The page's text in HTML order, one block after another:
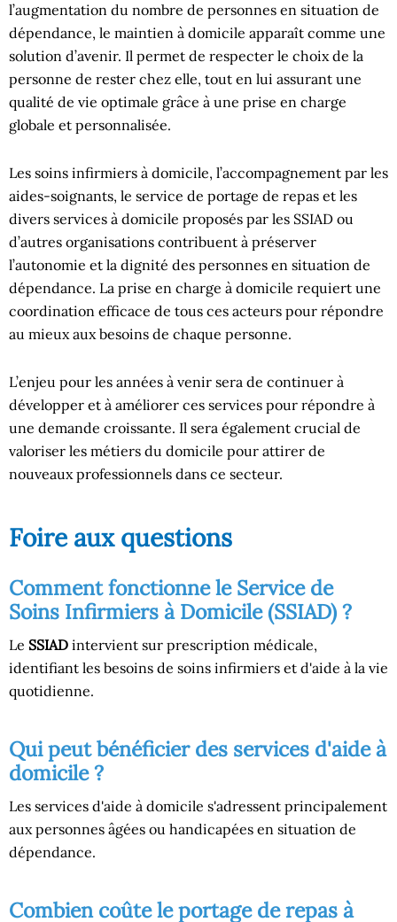
l’augmentation du nombre de personnes en situation de
dépendance, le maintien à domicile apparaît comme une
solution d’avenir. Il permet de respecter le choix de la
personne de rester chez elle, tout en lui assurant une
qualité de vie optimale grâce à une prise en charge
globale et personnalisée.
Les soins infirmiers à domicile, l’accompagnement par les
aides-soignants, le service de portage de repas et les
divers services à domicile proposés par les SSIAD ou
d’autres organisations contribuent à préserver
l’autonomie et la dignité des personnes en situation de
dépendance. La prise en charge à domicile requiert une
coordination efficace de tous ces acteurs pour répondre
au mieux aux besoins de chaque personne.
L’enjeu pour les années à venir sera de continuer à
développer et à améliorer ces services pour répondre à
une demande croissante. Il sera également crucial de
valoriser les métiers du domicile pour attirer de
nouveaux professionnels dans ce secteur.
Foire aux questions
Comment fonctionne le Service de
Soins Infirmiers à Domicile (SSIAD) ?
Le SSIAD intervient sur prescription médicale,
identifiant les besoins de soins infirmiers et d'aide à la vie
quotidienne.
Qui peut bénéficier des services d'aide à
domicile ?
Les services d'aide à domicile s'adressent principalement
aux personnes âgées ou handicapées en situation de
dépendance.
Combien coûte le portage de repas à